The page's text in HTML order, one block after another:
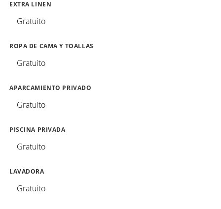
EXTRA LINEN
Gratuito
ROPA DE CAMA Y TOALLAS
Gratuito
APARCAMIENTO PRIVADO
Gratuito
PISCINA PRIVADA
Gratuito
LAVADORA
Gratuito